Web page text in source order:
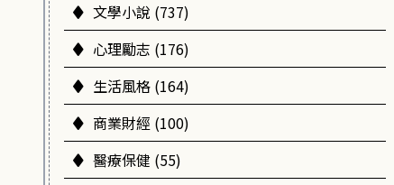
文學小說 (737)
心理勵志 (176)
生活風格 (164)
商業財經 (100)
醫療保健 (55)